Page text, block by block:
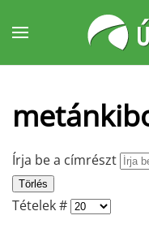
Fő tartalom
Írja be a címrészt
Törlés
Tételek #